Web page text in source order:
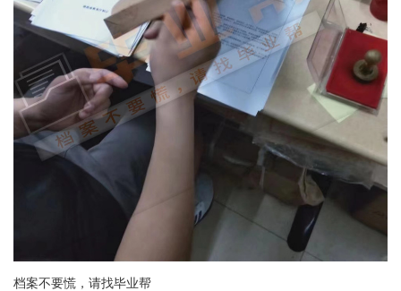
档案不要慌，请找毕业帮